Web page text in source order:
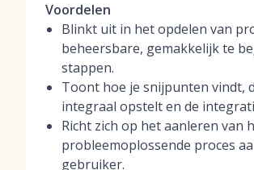
Voordelen
Blinkt uit in het opdelen van
beheersbare, gemakkelijk te
stappen.
Toont hoe je snijpunten vindt,
integraal opstelt en de
Richt zich op het aanleren van
probleemoplossende proces
gebruiker.